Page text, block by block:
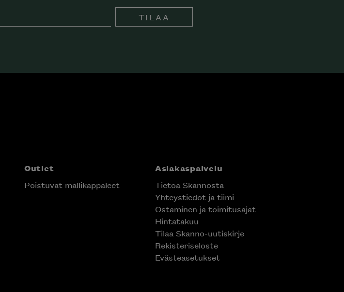
TILAA
Outlet
Poistuvat mallikappaleet
Asiakaspalvelu
Tietoa Skannosta
Yhteystiedot ja tiimi
Ostaminen ja toimitusajat
Hintatakuu
Tilaa Skanno-uutiskirje
Rekisteriseloste
Evästeasetukset